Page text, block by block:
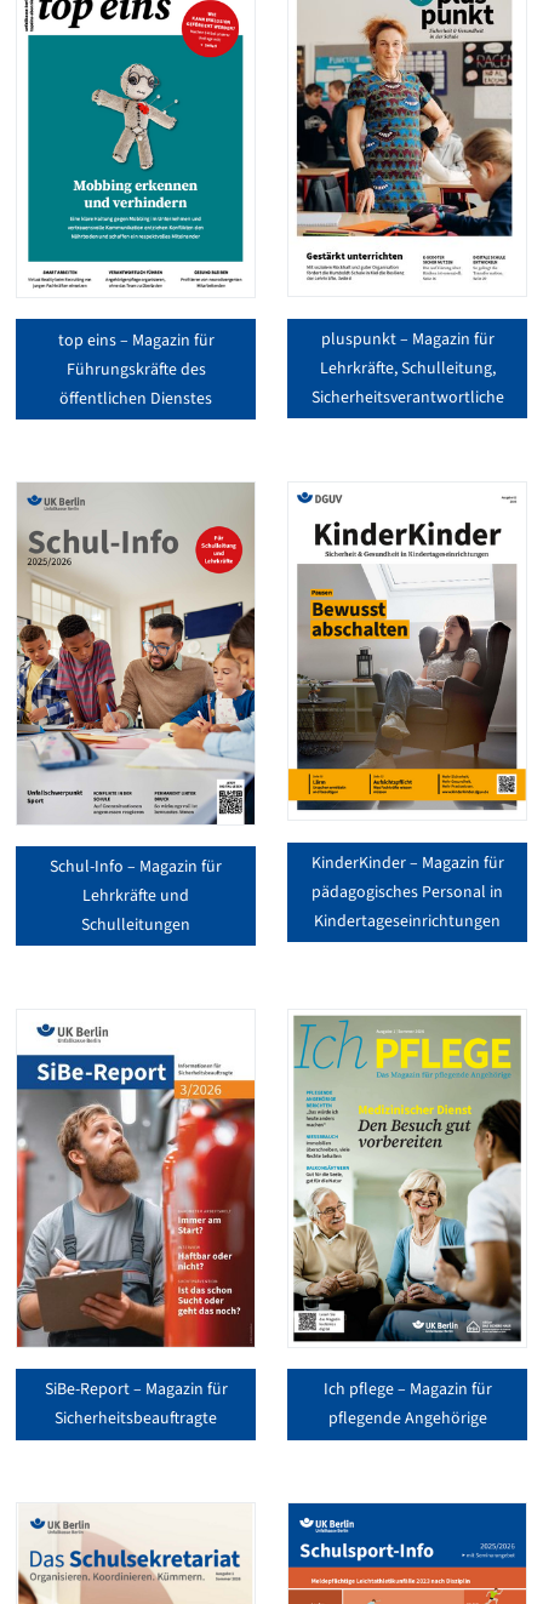
top eins – Magazin für
Führungskräfte des
öffentlichen Dienstes
pluspunkt – Magazin für
Lehrkräfte, Schulleitung,
Sicherheitsverantwortliche
Schul-Info – Magazin für
Lehrkräfte und
Schulleitungen
KinderKinder – Magazin für
pädagogisches Personal in
Kindertageseinrichtungen
SiBe-Report – Magazin für
Sicherheitsbeauftragte
Ich pflege – Magazin für
pflegende Angehörige